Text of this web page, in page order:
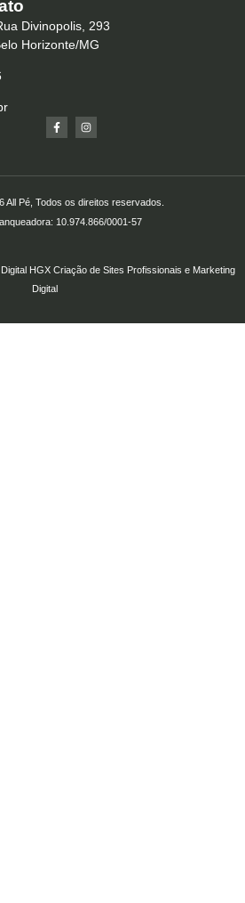
Divinopolis, 293
Horizonte/MG
All Pé, Todos os direitos reservados.
10.974.866/0001-57
HGXCriação de Sites Profissionaise Marketing
Digital